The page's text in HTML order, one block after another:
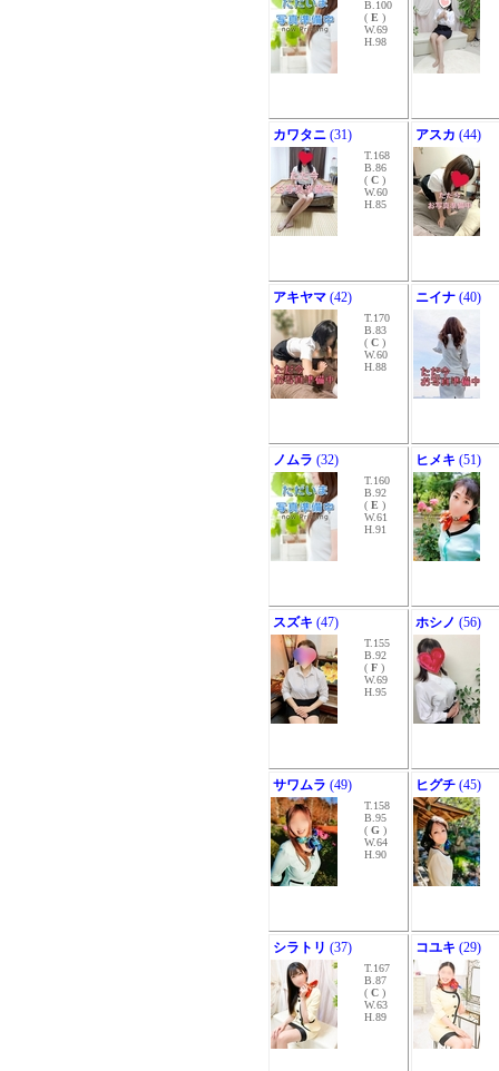
B.100
( E )
W.69
H.98
カワタニ (31)
T.168
B.86
( C )
W.60
H.85
アスカ (44)
アキヤマ (42)
T.170
B.83
( C )
W.60
H.88
ニイナ (40)
ノムラ (32)
T.160
B.92
( E )
W.61
H.91
ヒメキ (51)
スズキ (47)
T.155
B.92
( F )
W.69
H.95
ホシノ (56)
サワムラ (49)
T.158
B.95
( G )
W.64
H.90
ヒグチ (45)
シラトリ (37)
T.167
B.87
( C )
W.63
H.89
コユキ (29)